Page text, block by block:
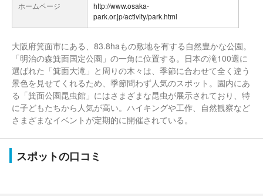
ホームページ
http://www.osaka-
park.or.jp/activity/park.html
大阪府箕面市にある、83.8haもの敷地を有する自然豊かな公園。
「明治の森箕面国定公園」の一角に位置する。日本の滝100選に
選ばれた「箕面大滝」と周りの木々は、季節に合わせて全く違う
景色を見せてくれるため、季節問わず人気のスポット。園内にあ
る「箕面公園昆虫館」にはさまざまな昆虫が展示されており、特
に子どもたちから人気が高い。ハイキングや工作、自然観察など
さまざまなイベントが定期的に開催されている。
スポットの口コミ